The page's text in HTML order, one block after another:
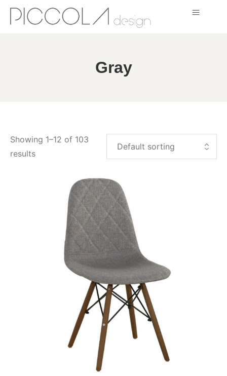
Gray
Showing 1–12 of 103
results